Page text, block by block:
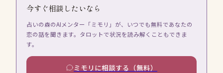
今すぐ相談したいなら
占いの森のAIメンター「ミモリ」が、いつでも無料であなたの
恋の話を聞きます。タロットで状況を読み解くこともできま
す。
ミモリに相談する（無料）